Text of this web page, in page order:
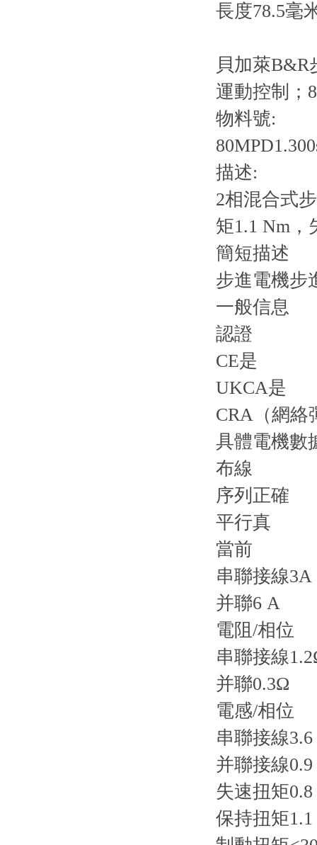
長度78.5毫
貝加萊B&R
運動控制；
物料號:
描述:
2相混合式
矩1.1 Nm，
簡短描述
步進電機步
一般信息
認證
CE是
UKCA是
CRA（網絡
具體電機數
布線
序列正確
平行真
當前
串聯接線3A
并聯6 A
電阻/相位
串聯接線
并聯0.3Ω
電感/相位
串聯接線
并聯接線0.9
失速扭矩0.8
保持扭矩1.1